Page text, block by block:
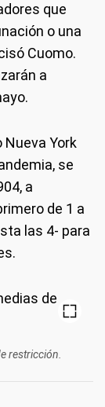
que
o una
Cuomo.
a
Nueva York
se
a
de 1 a
las 4- para
restricción.